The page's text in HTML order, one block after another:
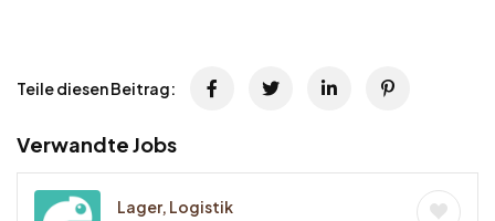
Teile diesen Beitrag:
Verwandte Jobs
Lager, Logistik